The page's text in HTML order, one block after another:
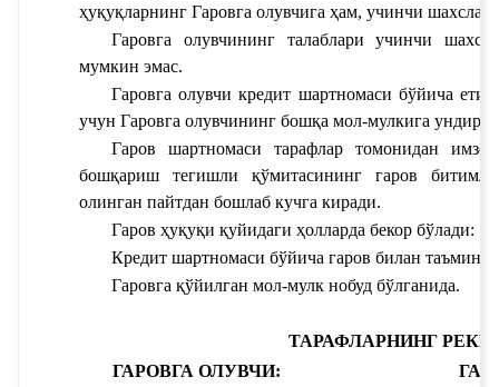
ҳуқуқларнинг Гаровга олувчига ҳам, учинчи
Гаровга олувчининг талаблари учинчи
мумкин эмас.
Гаровга олувчи кредит шартномаси бўйича
учун Гаровга олувчининг бошқа мол-мулкига
Гаров шартномаси тарафлар томонидан
бошқариш тегишли қўмитасининг гаров
олинган пайтдан бошлаб кучга киради.
Гаров ҳуқуқи қуйидаги ҳолларда бекор бўлади:
Кредит шартномаси бўйича гаров билан
Гаровга қўйилган мол-мулк нобуд бўлганида.
ТАРАФЛАРНИНГ
ГАРОВГА ОЛУВЧИ: